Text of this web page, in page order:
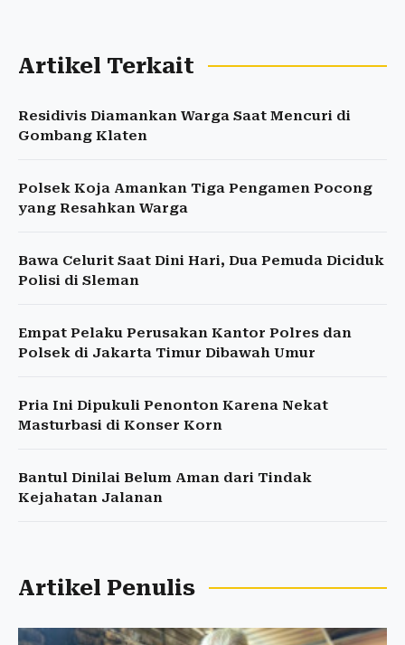
Artikel Terkait
Residivis Diamankan Warga Saat Mencuri di
Gombang Klaten
Polsek Koja Amankan Tiga Pengamen Pocong
yang Resahkan Warga
Bawa Celurit Saat Dini Hari, Dua Pemuda Diciduk
Polisi di Sleman
Empat Pelaku Perusakan Kantor Polres dan
Polsek di Jakarta Timur Dibawah Umur
Pria Ini Dipukuli Penonton Karena Nekat
Masturbasi di Konser Korn
Bantul Dinilai Belum Aman dari Tindak
Kejahatan Jalanan
Artikel Penulis